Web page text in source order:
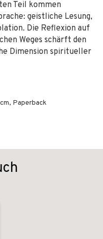
Teil kommen
geistliche Lesung,
Die Reflexion auf
Weges schärft den
Dimension spiritueller
Paperback